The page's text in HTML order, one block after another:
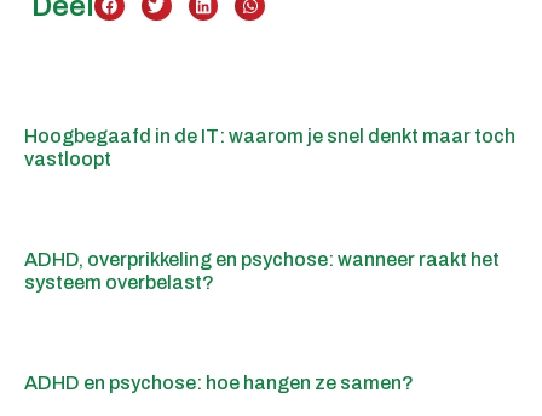
Hoogbegaafd in de IT: waarom je snel denkt maar toch
vastloopt
ADHD, overprikkeling en psychose: wanneer raakt het
systeem overbelast?
ADHD en psychose: hoe hangen ze samen?